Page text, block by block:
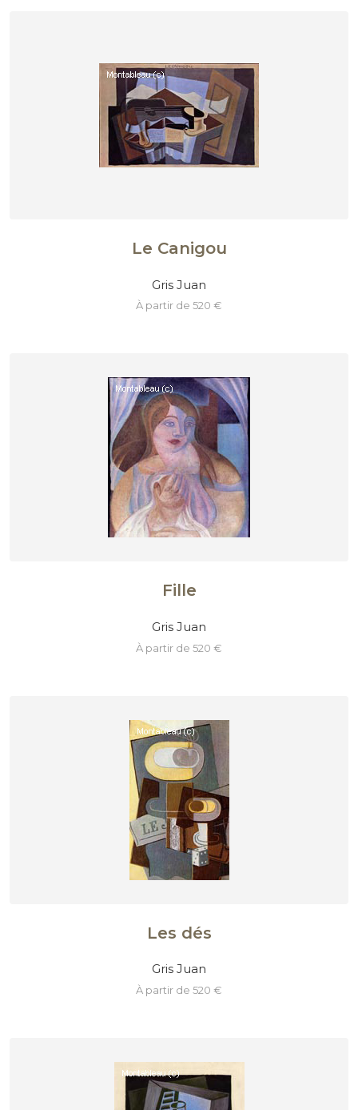
Le Canigou
Gris Juan
à partir de 520 €
Fille
Gris Juan
à partir de 520 €
Les dés
Gris Juan
à partir de 520 €